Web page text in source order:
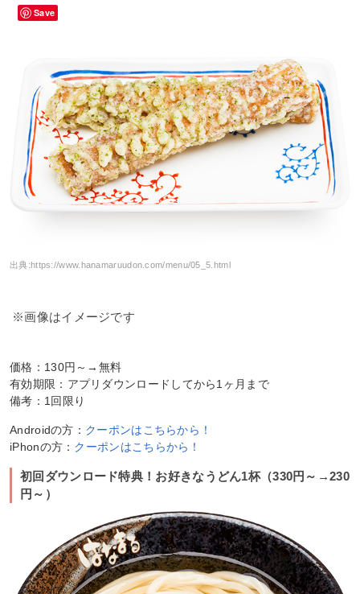
出典:https://www.hanamaruudon.com/menu/05_5.html
※画像はイメージです
価格：130円～→無料
有効期限：アプリダウンロードしてから1ヶ月まで
備考：1回限り
Androidの方： クーポンはこちらから！
iPhonの方： クーポンはこちらから！
初回ダウンロード特典！お好きなうどん1杯（330円～→230
円～）
Save